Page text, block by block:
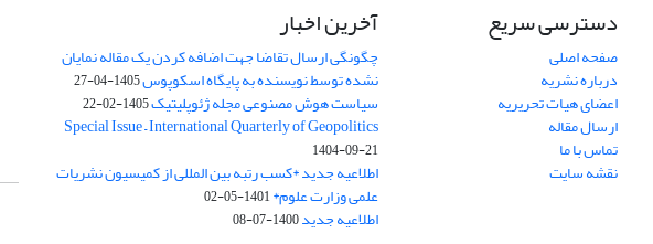
دسترسی سریع
صفحه اصلی
درباره نشریه
اعضای هیات تحریریه
ارسال مقاله
تماس با ما
نقشه سایت
آخرین اخبار
چگونگی ارسال تقاضا جهت اضافه کردن یک مقاله نمایان
نشده توسط نویسنده به پایگاه اسکوپوس1405-04-27
سیاست هوش مصنوعی مجله ژئوپلیتیک1405-02-22
Special Issue – International Quarterly of Geopolitics
1404-09-21
اطلاعیه جدید *کسب رتبه بین المللی از کمیسیون نشریات
علمی وزارت علوم*1401-05-02
اطلاعیه جدید1400-07-08